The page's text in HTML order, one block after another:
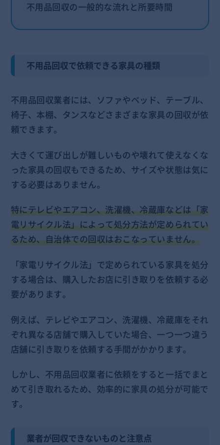
不用品回収の一般的な流れと所要時間
不用品回収で依頼できる家具の種類
不用品回収業者には、ソファやベッド、テーブル、
椅子、本棚、タンスなどさまざまな家具の回収が依
頼できます。
大きくて運び出しが難しいものや壊れて使えなくな
った家具の回収もできるため、サイズや状態は気に
する必要はありません。
特にテレビやエアコン、洗濯機、冷蔵庫などは「家
電リサイクル法」によって処分方法が定められてい
るため、自治体での回収はおこなっていません。
「家電リサイクル法」で定められている家具を処分
する場合は、購入したお店に引き取りを依頼する必
要があります。
例えば、テレビやエアコン、洗濯機、冷蔵庫をそれ
ぞれ異なる店舗で購入していた場合、一つ一つ違う
店舗に引き取りを依頼する手間がかかります。
しかし、不用品回収業者に依頼をすると一括でまと
めて引き取れるため、効率的に家具の処分が可能で
す。
業者が回収できないものと注意点